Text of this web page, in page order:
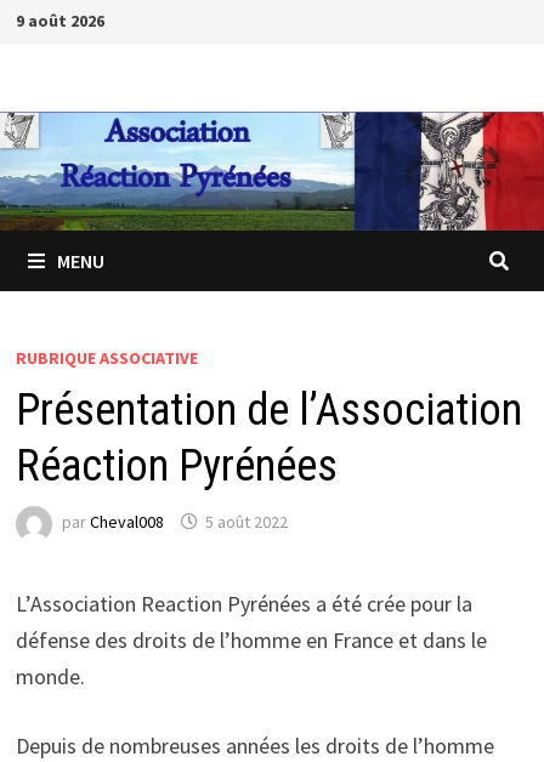
Passer
9 août 2026
MENU
RUBRIQUE ASSOCIATIVE
Présentation de l’Association
Réaction Pyrénées
parCheval008 5 août 2022
L’Association Reaction Pyrénées a été crée pour la
défense des droits de l’homme en France et dans le
monde.
Depuis de nombreuses années les droits de l’homme